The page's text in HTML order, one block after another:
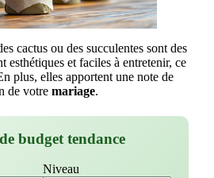
cactus ou des succulentes sont des
esthétiques et faciles à entretenir, ce
plus, elles apportent une note de
de votre mariage.
budget tendance
Niveau